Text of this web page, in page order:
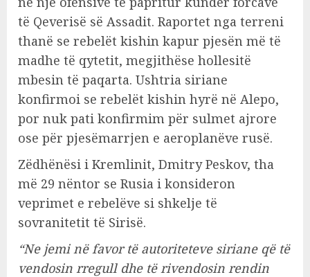
të Qeverisë së Assadit. Raportet nga terreni
thanë se rebelët kishin kapur pjesën më të
madhe të qytetit, megjithëse hollesitë
mbesin të paqarta. Ushtria siriane
konfirmoi se rebelët kishin hyrë në Alepo,
por nuk pati konfirmim për sulmet ajrore
ose për pjesëmarrjen e aeroplanëve rusë.
Zëdhënësi i Kremlinit, Dmitry Peskov, tha
më 29 nëntor se Rusia i konsideron
veprimet e rebelëve si shkelje të
sovranitetit të Sirisë.
“Ne jemi në favor të autoriteteve siriane që të
vendosin rregull dhe të rivendosin rendin